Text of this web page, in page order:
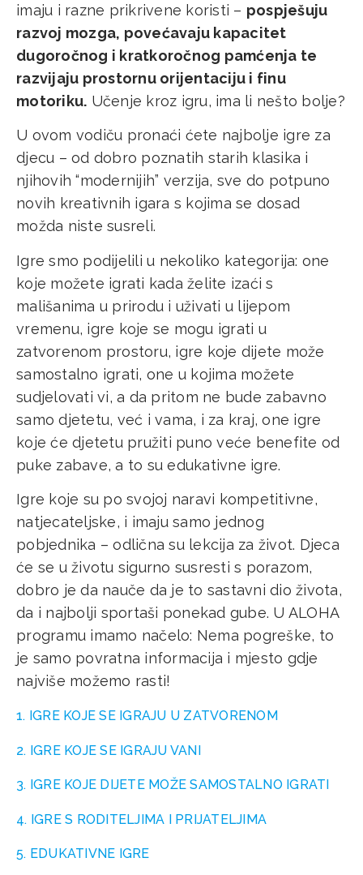
imaju i razne prikrivene koristi – pospješuju
razvoj mozga, povećavaju kapacitet
dugoročnog i kratkoročnog pamćenja te
razvijaju prostornu orijentaciju i finu
motoriku. Učenje kroz igru, ima li nešto bolje?
U ovom vodiču pronaći ćete najbolje igre za
djecu – od dobro poznatih starih klasika i
njihovih “modernijih” verzija, sve do potpuno
novih kreativnih igara s kojima se dosad
možda niste susreli.
Igre smo podijelili u nekoliko kategorija: one
koje možete igrati kada želite izaći s
mališanima u prirodu i uživati u lijepom
vremenu, igre koje se mogu igrati u
zatvorenom prostoru, igre koje dijete može
samostalno igrati, one u kojima možete
sudjelovati vi, a da pritom ne bude zabavno
samo djetetu, već i vama, i za kraj, one igre
koje će djetetu pružiti puno veće benefite od
puke zabave, a to su edukativne igre.
Igre koje su po svojoj naravi kompetitivne,
natjecateljske, i imaju samo jednog
pobjednika – odlična su lekcija za život. Djeca
će se u životu sigurno susresti s porazom,
dobro je da nauče da je to sastavni dio života,
da i najbolji sportaši ponekad gube. U ALOHA
programu imamo načelo: Nema pogreške, to
je samo povratna informacija i mjesto gdje
najviše možemo rasti!
1. IGRE KOJE SE IGRAJU U ZATVORENOM
2. IGRE KOJE SE IGRAJU VANI
3. IGRE KOJE DIJETE MOŽE SAMOSTALNO IGRATI
4. IGRE S RODITELJIMA I PRIJATELJIMA
5. EDUKATIVNE IGRE